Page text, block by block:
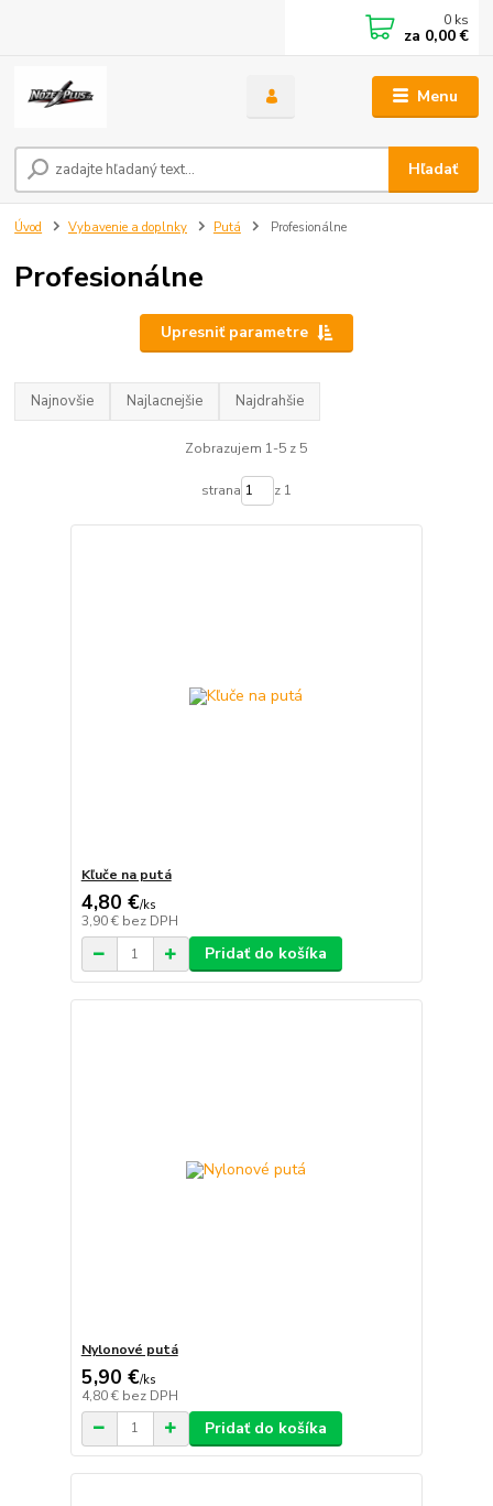
Menu
Hľadať
0 ks
za 0,00 €
Úvod Vybavenie a doplnky Putá Profesionálne
Profesionálne
Upresniť parametre
Najnovšie Najlacnejšie Najdrahšie
Zobrazujem 1-5 z 5
strana z 1
Kľuče na putá
4,80 €/ks
3,90 € bez DPH
Pridať do košíka
Nylonové putá
5,90 €/ks
4,80 € bez DPH
Pridať do košíka